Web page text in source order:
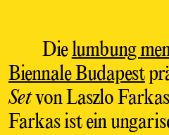
Dielumbung
Biennale Budapest
Setvon Laszlo
Farkas ist ein